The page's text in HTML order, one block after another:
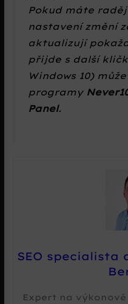
Pokud máte
nastavení změní
aktualizují
přijde s další
Windows 10)
programy
Panel.
SEO specialista
Expert na